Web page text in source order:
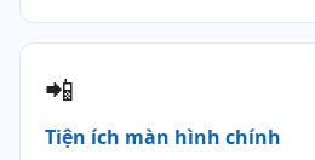
📲
Tiện ích màn hình chính